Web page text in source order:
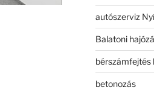
autószerviz
Balatoni
bérszámfejtés
betonozás